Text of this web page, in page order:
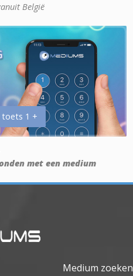
België
toets 1 +
met een medium
Medium zoeken